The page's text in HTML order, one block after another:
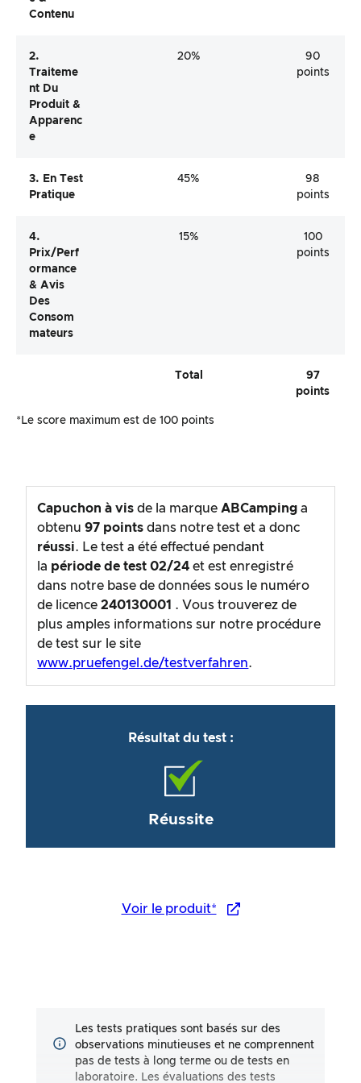
Contenu
2.
Traiteme
Nt Du
Produit &
Apparenc
E
20%
90
points
3. En Test
Pratique
45%
98
points
4.
Prix/perf
Ormance
& Avis
Des
Consom
Mateurs
15%
100
points
Total
97
points
*Le score maximum est de 100 points
Capuchon à vis de la marque ABCamping a
obtenu 97 pointsdans notre test et a donc
réussi. Le test a été effectué pendant
la période de test02/24 et est enregistré
dans notre base de données sous le numéro
de licence240130001 . Vous trouverez de
plus amples informations sur notre procédure
de test sur le site
www.pruefengel.de/testverfahren.
Résultat du test :
Réussite
Voir le produit*
Les tests pratiques sont basés sur des
observations minutieuses et ne comprennent
pas de tests à long terme ou de tests en
laboratoire. Les évaluations des tests